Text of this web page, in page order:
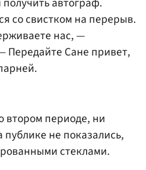
со свистком на перерыв.
нас, —
Передайте Сане привет,
втором периоде, ни
не показались,
стеклами.